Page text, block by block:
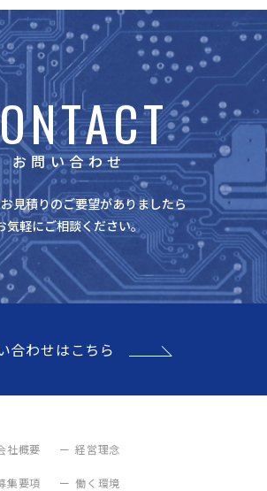
お問い合わせ
見積りのご要望がありましたら
気軽にご相談ください。
合わせはこちら
社概要 経営理念
集要項 働く環境